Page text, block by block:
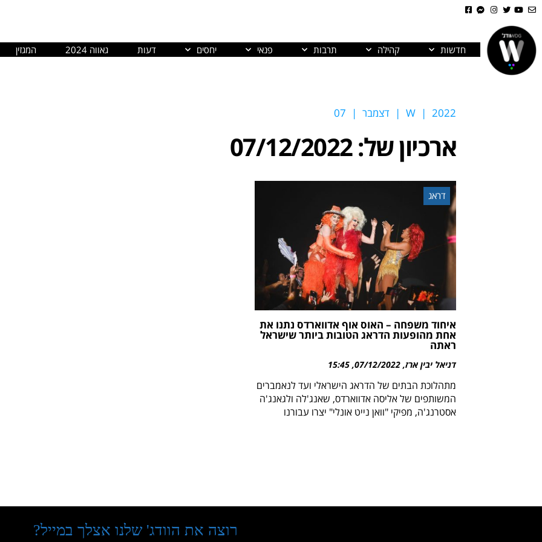
חדשות קהילה תרבות פנאי יחסים דעות גאווה 2024 המגזין
W | 2022
| דצמבר |
07
ארכיון של:07/12/2022
דראג
איחוד משפחה – האוס אוף אדווארדס נתנו את
אחת מהופעות הדראג הטובות ביותר שישראל
ראתה
דניאל יבין ארז 07/12/2022
15:45
מתהלוכת הבתים של הדראג הישראלי ועד לנאמברים
המשותפים של אליסה אדווארדס, שאנג'לה ולגאנג'ה
אסטרנג'ה, מפיקי "וואן נייט אונלי" יצרו עבורנו